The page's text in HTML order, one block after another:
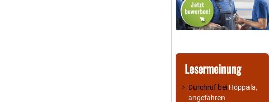
Lesermeinung
Durchruf bei Hoppala,
angefahren